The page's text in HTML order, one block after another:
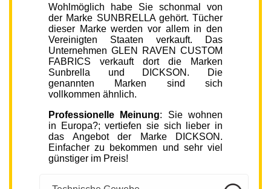
Wohlmöglich habe Sie schonmal von
der Marke SUNBRELLA gehört. Tücher
dieser Marke werden vor allem in den
Vereinigten Staaten verkauft. Das
Unternehmen GLEN RAVEN CUSTOM
FABRICS verkauft dort die Marken
Sunbrella und DICKSON. Die
genannten Marken sind sich
vollkommen ähnlich.
Professionelle Meinung: Sie wohnen
in Europa?; vertiefen sie sich lieber in
das Angebot der Marke DICKSON.
Einfacher zu bekommen und sehr viel
günstiger im Preis!